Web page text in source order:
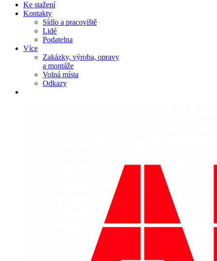
Ke stažení
Kontakty
Sídlo a pracoviště
Lidé
Podatelna
Více
Zakázky, výroba, opravy
a montáže
Volná místa
Odkazy